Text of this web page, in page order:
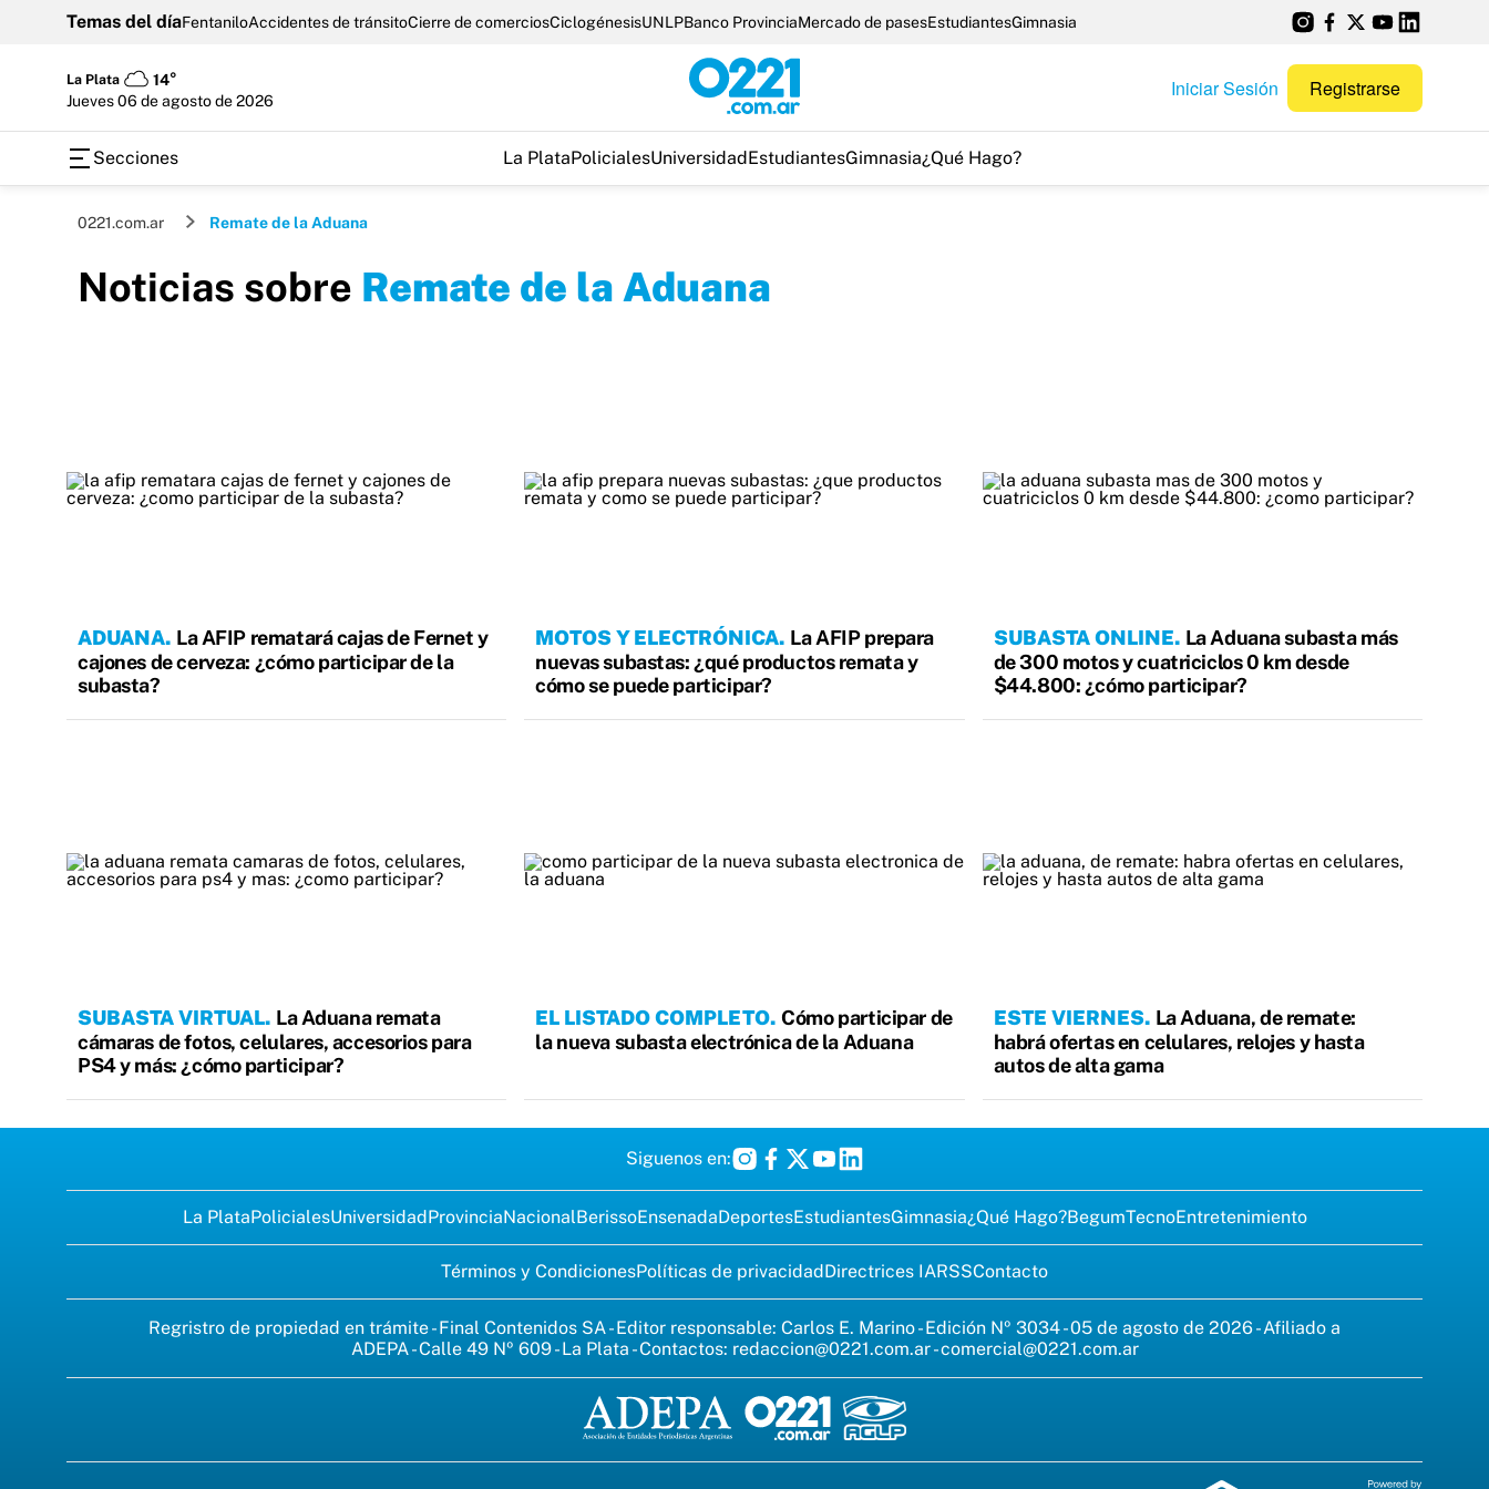
Temas del díaFentaniloAccidentes de tránsitoCierre de comerciosCiclogénesisUNLPBanco ProvinciaMercado de pasesEstudiantesGimnasia
La Plata
14°
jueves 06 de agosto de 2026
Iniciar Sesión Registrarse
Secciones La PlataPolicialesUniversidadEstudiantesGimnasia¿Qué Hago?
0221.com.ar Remate de la Aduana
Noticias sobre Remate de la Aduana
ADUANA La AFIP rematará cajas de Fernet y
cajones de cerveza: ¿cómo participar de la
subasta?
MOTOS Y ELECTRÓNICA La AFIP prepara
nuevas subastas: ¿qué productos remata y
cómo se puede participar?
SUBASTA ONLINE La Aduana subasta más
de 300 motos y cuatriciclos 0 km desde
$44.800: ¿cómo participar?
SUBASTA VIRTUAL La Aduana remata
cámaras de fotos, celulares, accesorios para
PS4 y más: ¿cómo participar?
EL LISTADO COMPLETO Cómo participar de
la nueva subasta electrónica de la Aduana
ESTE VIERNES La Aduana, de remate:
habrá ofertas en celulares, relojes y hasta
autos de alta gama
Siguenos en:
La PlataPolicialesUniversidadProvinciaNacionalBerissoEnsenadaDeportesEstudiantesGimnasia¿Qué Hago?BegumTecnoEntretenimiento
Términos y CondicionesPolíticas de privacidadDirectrices IARSSContacto
Regristro de propiedad en trámite - Final Contenidos SA - Editor responsable: Carlos E. Marino - Edición Nº 3034 - 05 de agosto de 2026 - Afiliado a
ADEPA - Calle 49 Nº 609 - La Plata - Contactos: redaccion@0221.com.ar-comercial@0221.com.ar